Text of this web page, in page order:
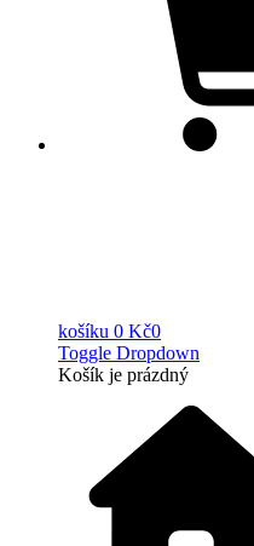
košíku 0 Kč0
Toggle Dropdown
Košík je prázdný